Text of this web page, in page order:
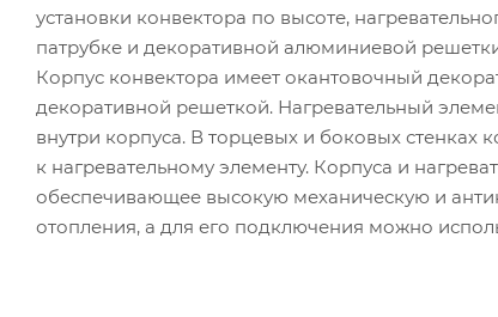
установки конвектора по высоте,
патрубке и декоративной алюминиевой
Корпус конвектора имеет окантовочный
декоративной решеткой. Нагревательный
внутри корпуса. В торцевых и боковых стенках
к нагревательному элементу. Корпуса и
обеспечивающее высокую механическую и
отопления, а для его подключения можно